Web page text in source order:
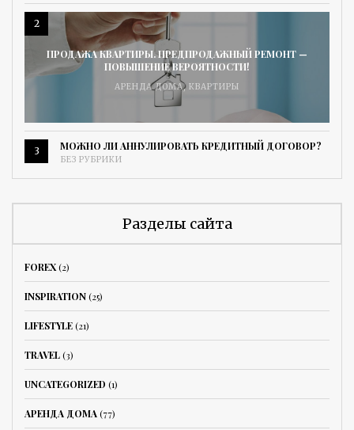
2
ПРОДАЖА КВАРТИРЫ. ПРЕДПРОДАЖНЫЙ РЕМОНТ —
ПОВЫШЕНИЕ ВЕРОЯТНОСТИ!
АРЕНДА ДОМА, КВАРТИРЫ
3 МОЖНО ЛИ АННУЛИРОВАТЬ КРЕДИТНЫЙ ДОГОВОР?
БЕЗ РУБРИКИ
Разделы сайта
FOREX(2)
INSPIRATION(25)
LIFESTYLE(21)
TRAVEL(3)
UNCATEGORIZED (1)
АРЕНДА ДОМА(77)